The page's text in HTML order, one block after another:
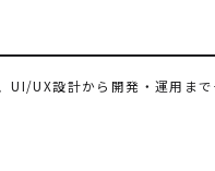
UX設計から開発・運用ま